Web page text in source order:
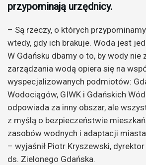
przypominają urzędnicy.
– Są rzeczy, o których
wtedy, gdy ich brakuje. Woda jest
W Gdańsku dbamy o to, by wody nie
zarządzania wodą opiera się na
wyspecjalizowanych podmiotów:
Wodociągów, GIWK i Gdańskich
odpowiada za inny obszar, ale
z myślą o bezpieczeństwie
zasobów wodnych i adaptacji
– wyjaśnił Piotr Kryszewski,
ds. Zielonego Gdańska.